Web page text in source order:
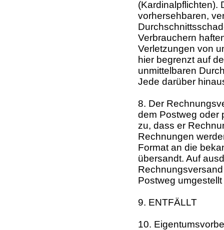
(Kardinalpflichten).
vorhersehbaren,
Verbrauchern
Verletzungen von
hier begrenzt auf
unmittelbaren
Jede darüber
8. Der
dem Postweg oder
zu, dass er
Rechnungen
Format an die
übersandt. Auf
Postweg
9. ENTFÄLLT
10.